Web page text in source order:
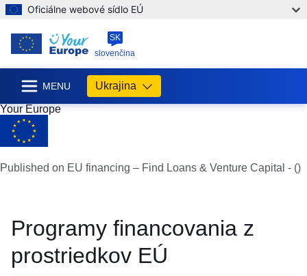
Oficiálne webové sídlo EÚ
SK
slovenčina
MENU
Ukrajina
Your Europe
Published on EU financing – Find Loans & Venture Capital - ()
Programy financovania z
prostriedkov EÚ